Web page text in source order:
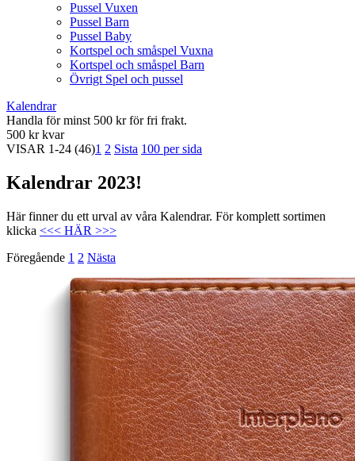
Pussel Vuxen
Pussel Barn
Pussel Baby
Kortspel och småspel Vuxna
Kortspel och småspel Barn
Övrigt Spel och pussel
Kalendrar
Handla för minst 500 kr för fri frakt.
500 kr kvar
VISAR 1-24 (46)1 2 Sista 100 per sida
Kalendrar 2023!
Här finner du ett urval av våra Kalendrar. För komplett sortimen
klicka <<< HÄR >>>
Föregående 1 2 Nästa